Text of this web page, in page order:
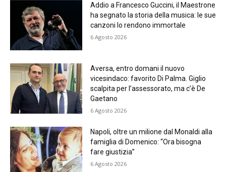
Addio a Francesco Guccini, il Maestrone
ha segnato la storia della musica: le sue
canzoni lo rendono immortale
6 Agosto 2026
Aversa, entro domani il nuovo
vicesindaco: favorito Di Palma. Giglio
scalpita per l’assessorato, ma c’è De
Gaetano
6 Agosto 2026
Napoli, oltre un milione dal Monaldi alla
famiglia di Domenico: “Ora bisogna
fare giustizia”
6 Agosto 2026